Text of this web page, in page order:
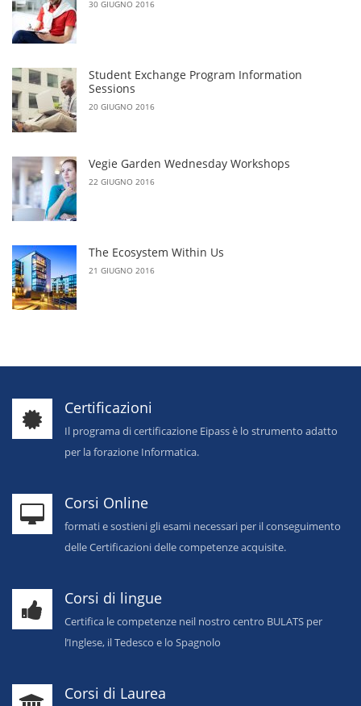
30 GIUGNO 2016
Student Exchange Program Information
Sessions
20 GIUGNO 2016
Vegie Garden Wednesday Workshops
22 GIUGNO 2016
The Ecosystem Within Us
21 GIUGNO 2016
Certificazioni
Il programa di certificazione Eipass è lo strumento adatto
per la forazione Informatica.
Corsi Online
formati e sostieni gli esami necessari per il conseguimento
delle Certificazioni delle competenze acquisite.
Corsi di lingue
Certifica le competenze neil nostro centro BULATS per
l’Inglese, il Tedesco e lo Spagnolo
Corsi di Laurea